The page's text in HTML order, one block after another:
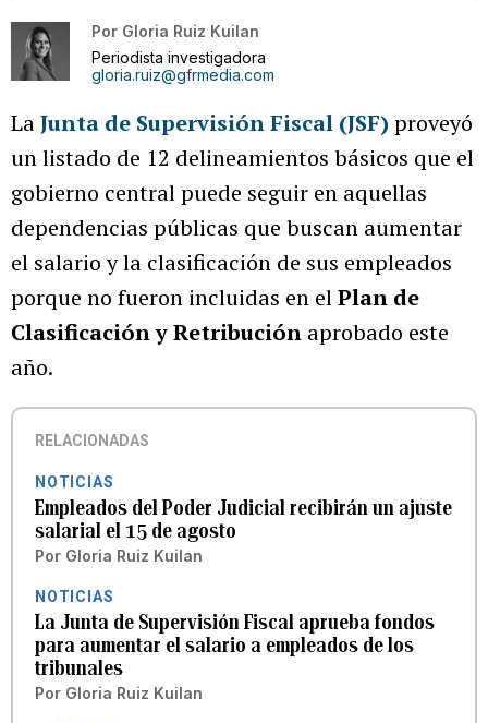
Por Gloria Ruiz Kuilan
Periodista investigadora
gloria.ruiz@gfrmedia.com
LaJunta de Supervisión Fiscal (JSF) proveyó
un listado de 12 delineamientos básicos que el
gobierno central puede seguir en aquellas
dependencias públicas que buscan aumentar
el salario y la clasificación de sus empleados
porque no fueron incluidas en elPlan de
Clasificación y Retribución aprobado este
año.
RELACIONADAS
NOTICIAS
Empleados del Poder Judicial recibirán un ajuste
salarial el 15 de agosto
Por Gloria Ruiz Kuilan
NOTICIAS
La Junta de Supervisión Fiscal aprueba fondos
para aumentar el salario a empleados de los
tribunales
Por Gloria Ruiz Kuilan